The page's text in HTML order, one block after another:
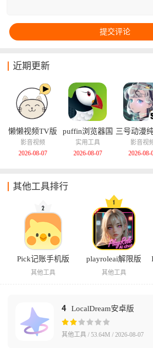
近期更新
懒懒视频TV版
影音视频
2026-08-07
puffin浏览器国
际版
实用工具
2026-08-07
三号动漫
影音视
2026-08-
其他工具排行
Pick记账手机版
其他工具
playroleai解限版
其他工具
4 LocalDream安卓版
其他工具 / 53.64M / 2026-08-07